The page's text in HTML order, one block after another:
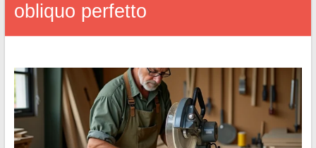
obliquo perfetto